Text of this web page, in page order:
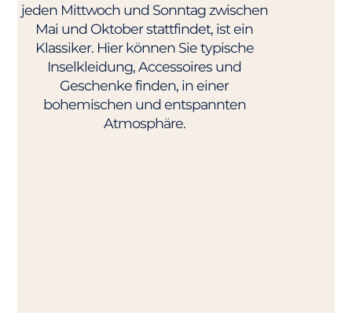
jeden Mittwoch und Sonntag zwischen
Mai und Oktober stattfindet, ist ein
Klassiker. Hier können Sie typische
Inselkleidung, Accessoires und
Geschenke finden, in einer
bohemischen und entspannten
Atmosphäre.